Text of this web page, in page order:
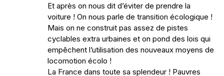
Et après on nous dit d’éviter de prendre la
voiture ! On nous parle de transition écologique !
Mais on ne construit pas assez de pistes
cyclables extra urbaines et on pond des lois qui
empêchent l’utilisation des nouveaux moyens de
locomotion écolo !
La France dans toute sa splendeur ! Pauvres